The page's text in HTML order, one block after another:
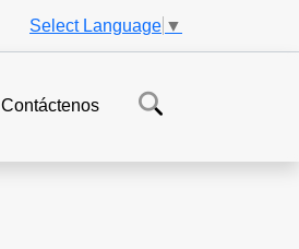
Select Language ▼
Contáctenos